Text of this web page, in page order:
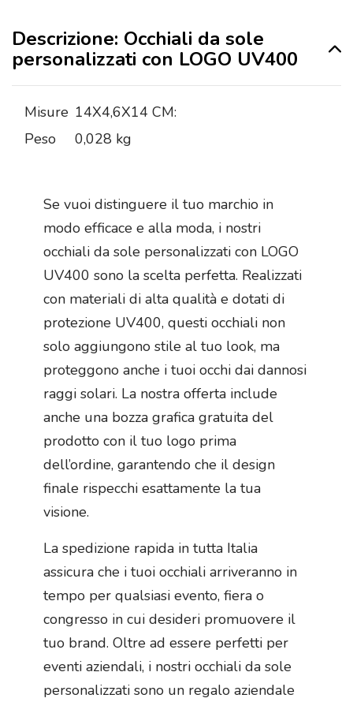
Descrizione: Occhiali da sole
personalizzati con LOGO UV400
Misure 14X4,6X14 CM:
Peso
0,028 kg
Se vuoi distinguere il tuo marchio in
modo efficace e alla moda, i nostri
occhiali da sole personalizzati con LOGO
UV400 sono la scelta perfetta. Realizzati
con materiali di alta qualità e dotati di
protezione UV400, questi occhiali non
solo aggiungono stile al tuo look, ma
proteggono anche i tuoi occhi dai dannosi
raggi solari. La nostra offerta include
anche una bozza grafica gratuita del
prodotto con il tuo logo prima
dell’ordine, garantendo che il design
finale rispecchi esattamente la tua
visione.
La spedizione rapida in tutta Italia
assicura che i tuoi occhiali arriveranno in
tempo per qualsiasi evento, fiera o
congresso in cui desideri promuovere il
tuo brand. Oltre ad essere perfetti per
eventi aziendali, i nostri occhiali da sole
personalizzati sono un regalo aziendale